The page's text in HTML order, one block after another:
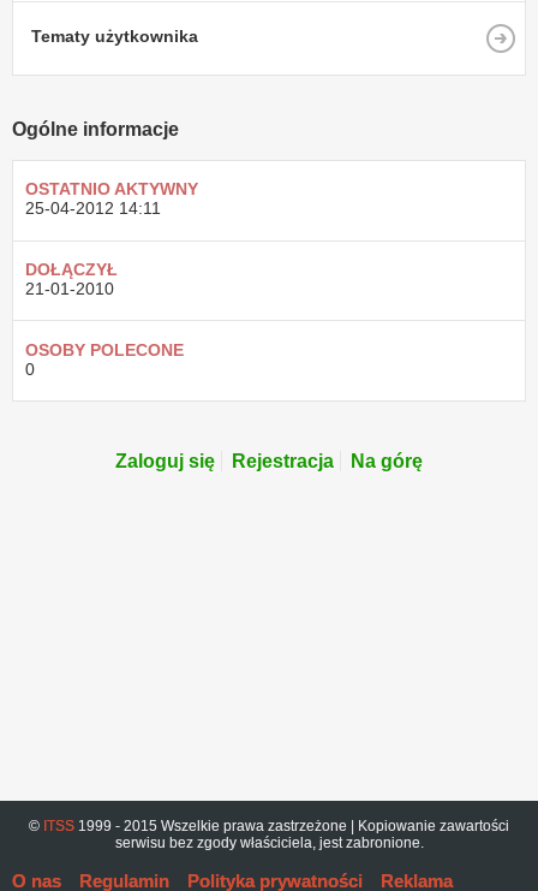
Tematy użytkownika
Ogólne informacje
OSTATNIO AKTYWNY
25-04-2012 14:11
DOŁĄCZYŁ
21-01-2010
OSOBY POLECONE
0
Zaloguj się Rejestracja Na górę
© ITSS 1999 - 2015 Wszelkie prawa zastrzeżone | Kopiowanie zawartości
serwisu bez zgody właściciela, jest zabronione.
O nas Regulamin Polityka prywatności Reklama